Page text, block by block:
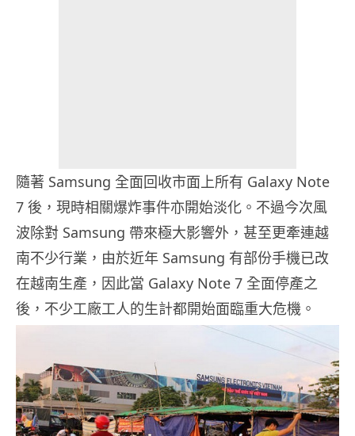
隨著 Samsung 全面回收市面上所有 Galaxy Note
7 後，現時相關爆炸事件亦開始淡化。不過今次風
波除對 Samsung 帶來極大影響外，甚至更牽連越
南不少行業，由於近年 Samsung 有部份手機已改
在越南生產，因此當 Galaxy Note 7 全面停產之
後，不少工廠工人的生計都開始面臨重大危機。